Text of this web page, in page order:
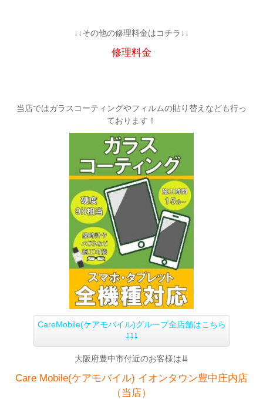
↓↓その他の修理料金はコチラ↓↓
修理料金
当店ではガラスコーティングやフィルムの貼り替えなども行っ
ております！
CareMobile(ケアモバイル)グループ全店舗はこちら
⇩⇩⇩
大阪府豊中市付近のお客様は⇊
Care Mobile(ケアモバイル) イオンタウン豊中庄内店
（当店）